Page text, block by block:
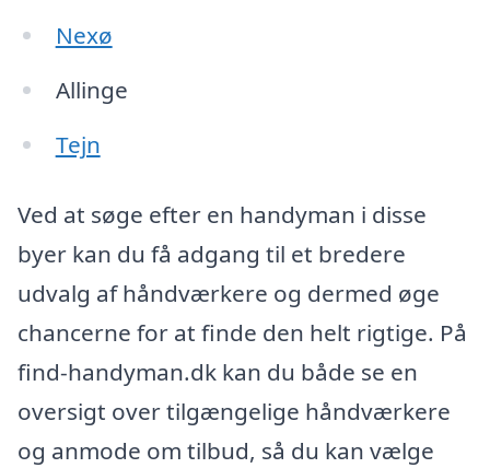
Nexø
Allinge
Tejn
Ved at søge efter en handyman i disse
byer kan du få adgang til et bredere
udvalg af håndværkere og dermed øge
chancerne for at finde den helt rigtige. På
find-handyman.dk kan du både se en
oversigt over tilgængelige håndværkere
og anmode om tilbud, så du kan vælge